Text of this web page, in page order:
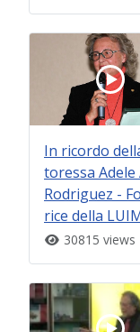
In ricordo
toressa Adele
Rodriguez -
rice della
30815 views